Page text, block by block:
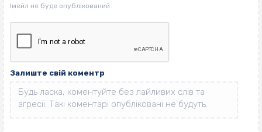
Залиште свій коментр